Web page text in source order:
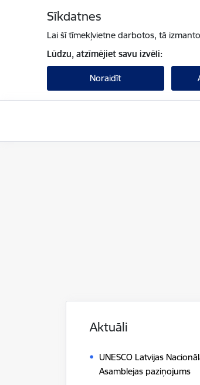
Sīkdatnes
Lai šī tīmekļvietne darbotos, tā
Lūdzu, atzīmējiet savu izvēli:
Noraidīt
Aktuāli
UNESCO Latvijas
Asamblejas paziņojums